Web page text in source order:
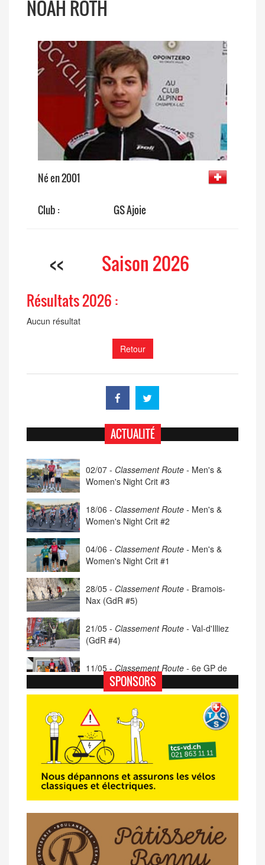
NOAH ROTH
Né en 2001
Club : GS Ajoie
<< Saison 2026
Résultats 2026 :
Aucun résultat
Retour
ACTUALITÉ
02/07 - Classement Route - Men's &
Women's Night Crit #3
18/06 - Classement Route - Men's &
Women's Night Crit #2
04/06 - Classement Route - Men's &
Women's Night Crit #1
28/05 - Classement Route - Bramois-
Nax (GdR #5)
21/05 - Classement Route - Val-d'Illiez
(GdR #4)
11/05 - Classement Route - 6e GP de
Porsel (TdC #4)
07/05 - Classement Route -
Blonay-Les
Pléiades (GdR #3)
23/04 - Classement Route -4e Pringy -
Moléson (TdC #3)
14/04 -Photos -Les photos du 5e GP
de Semsales
14/04 - Classement Route -
5e GP de
Semsales (TdC #2)
SPONSORS